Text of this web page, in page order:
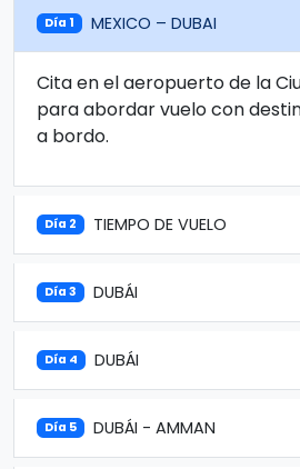
Día 1 MEXICO – DUBAI
Cita en el aeropuerto de la
para abordar vuelo con
a bordo.
Día 2 TIEMPO DE VUELO
Día 3 DUBÁI
Día 4 DUBÁI
Día 5 DUBÁI - AMMAN